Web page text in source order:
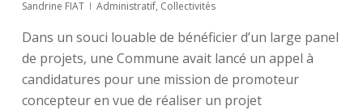
Sandrine FIAT Administratif, Collectivités
Dans un souci louable de bénéficier d’un large panel
de projets, une Commune avait lancé un appel à
candidatures pour une mission de promoteur
concepteur en vue de réaliser un projet